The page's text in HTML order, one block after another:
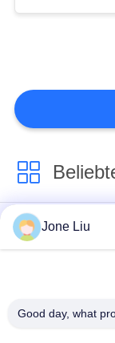
Luft-
Luft-
Schock
BENZluft-
Jone Liu
Good day, what